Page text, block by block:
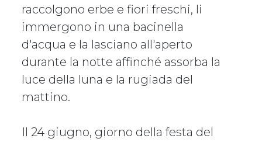
raccolgono erbe e fiori freschi, li
immergono in una bacinella
d'acqua e la lasciano all'aperto
durante la notte affinché assorba la
luce della luna e la rugiada del
mattino.
Il 24 giugno, giorno della festa del